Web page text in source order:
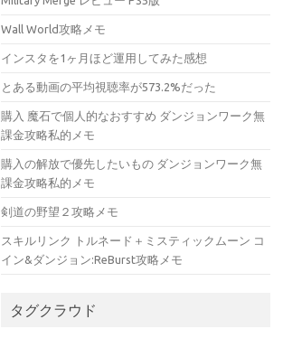
Wall World攻略メモ
インスタを1ヶ月ほど運用してみた感想
とある動画の平均視聴率が573.2%だった
購入 魔石で個人的なおすすめ ダンジョンワーク無
課金攻略私的メモ
購入の解放で優先したいもの ダンジョンワーク無
課金攻略私的メモ
剣道の野望２攻略メモ
スキルリンク トルネード＋ミスティックムーン コ
イン&ダンジョン:ReBurst攻略メモ
タグクラウド